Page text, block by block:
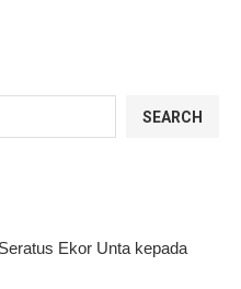
SEARCH
Ekor Unta kepada